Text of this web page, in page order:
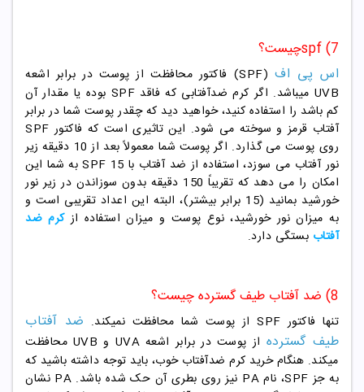
spf (7چیست؟
اس پی اف
(SPF) فاکتور محافظت از پوست در برابر اشعه
UVB میباشد. اگر کرم ضدآفتابی که فاقد SPF بوده یا مقدار آن
کم باشد را استفاده کنید، خواهید دید که چقدر پوست شما در برابر
آفتاب قرمز و سوخته می شود. این تاثیری است که فاکتور SPF
روی پوست می گذارد. اگر پوست شما معمولاً بعد از 10 دقیقه زیر
نور آفتاب می سوزد، استفاده از ضد آفتاب با SPF 15 به شما این
امکان را می دهد که تقریباً 150 دقیقه بدون سوزاندن در زیر نور
خورشید بمانید (15 برابر بیشتر)، البته این اعداد تقریبی است و
به میزان نور خورشید، نوع پوست و میزان استفاده ازکرم ضد
آفتاب بستگی دارد.
8) ضد آفتاب طیف گسترده چیست؟
تنها فاکتور SPF از پوست شما محافظت نمیکند.
ضد آفتاب
طیف گسترده
از پوست در برابر اشعه UVA و UVB محافظت
میکند. هنگام خرید کرم ضدآفتاب خوب، باید توجه داشته باشید که
به جز SPF، نام PA نیز روی بطری آن حک شده باشد. PA نشان